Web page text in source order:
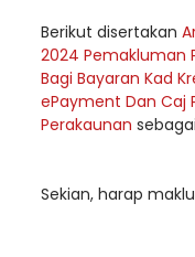
Berikut disertakan
2024 Pemakluman
Bagi Bayaran Kad
ePayment Dan Caj
Perakaunan
Sekian, harap